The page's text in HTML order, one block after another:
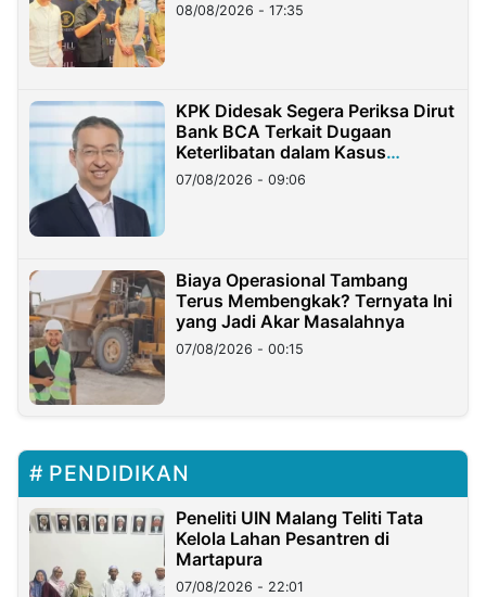
08/08/2026 - 17:35
KPK Didesak Segera Periksa Dirut
Bank BCA Terkait Dugaan
Keterlibatan dalam Kasus
Hilangnya Dana Nasabah Rp2,58
Miliar
07/08/2026 - 09:06
Biaya Operasional Tambang
Terus Membengkak? Ternyata Ini
yang Jadi Akar Masalahnya
07/08/2026 - 00:15
PENDIDIKAN
Peneliti UIN Malang Teliti Tata
Kelola Lahan Pesantren di
Martapura
07/08/2026 - 22:01